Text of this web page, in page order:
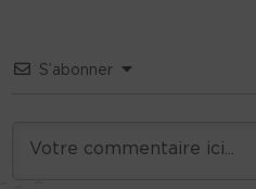
S’abonner